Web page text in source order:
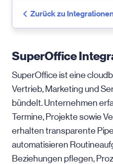
Zurück zu
SuperOffice
SuperOffice ist eine
Vertrieb, Marketing und
bündelt. Unternehmen
Termine, Projekte sowie
erhalten transparente
automatisieren
Beziehungen pflegen,